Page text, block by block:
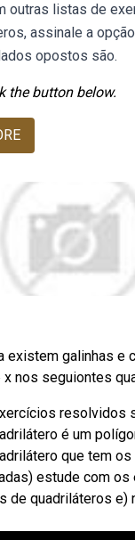
listas de
assinale a
opostos são.
the button below.
existem galinhas
nos seguiontes
resolvidos
é um
que tem
estude com
quadriláteros e)